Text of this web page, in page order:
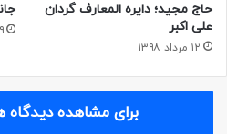
حاج مجید؛ دایره المعارف گردان
علی اکبر
۱۲ مرداد ۱۳۹۸
۱۹
برای مشاهده دیدگاه